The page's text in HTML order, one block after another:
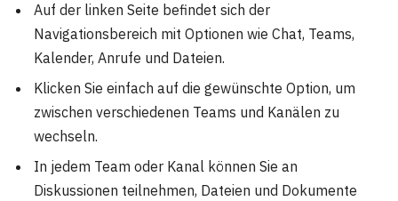
Auf der linken Seite befindet sich der
Navigationsbereich mit Optionen wie Chat, Teams,
Kalender, Anrufe und Dateien.
Klicken Sie einfach auf die gewünschte Option, um
zwischen verschiedenen Teams und Kanälen zu
wechseln.
In jedem Team oder Kanal können Sie an
Diskussionen teilnehmen, Dateien und Dokumente